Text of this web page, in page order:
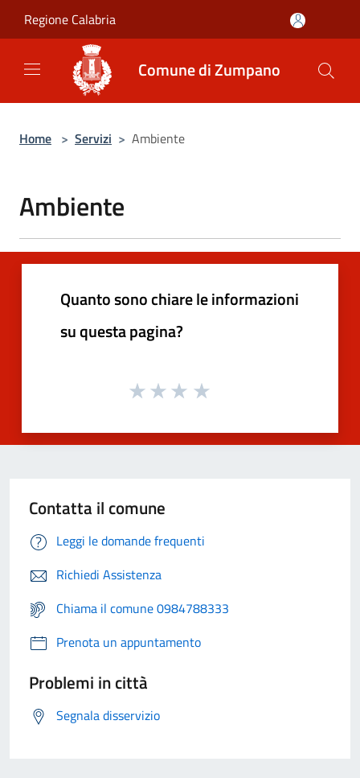
Regione Calabria
Comune di Zumpano
Home > Servizi > Ambiente
Ambiente
Quanto sono chiare le informazioni
su questa pagina?
Contatta il comune
Leggi le domande frequenti
Richiedi Assistenza
Chiama il comune 0984788333
Prenota un appuntamento
Problemi in città
Segnala disservizio